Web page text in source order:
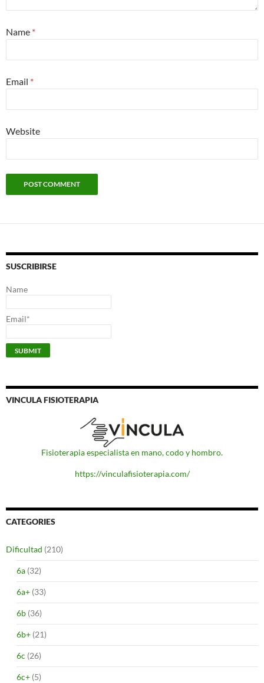
Name *
Email *
Website
SUSCRIBIRSE
Name
Email*
VINCULA FISIOTERAPIA
Fisioterapia especialista en mano, codo y hombro.
https://vinculafisioterapia.com/
CATEGORIES
Dificultad (210)
6a (32)
6a+ (33)
6b (36)
6b+ (21)
6c (26)
6c+ (5)